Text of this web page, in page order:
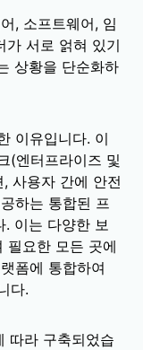
, 소프트웨어, 임
가 서로 얽혀 있기
상황을 단순화하
이유입니다. 이
(엔터프라이즈 및
사용자 간에 안전
하는 통합된 프
. 이는 다양한 보
필요한 모든 곳에
폼에 통합하여
다.
따라 구축되었습